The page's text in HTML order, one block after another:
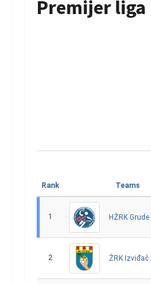
Premijer liga
Rank Teams
1 HŽRK Grude
2 ŽRK Izviđač